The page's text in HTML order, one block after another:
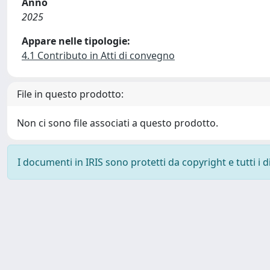
2025
Appare nelle tipologie:
4.1 Contributo in Atti di convegno
File in questo prodotto:
Non ci sono file associati a questo prodotto.
I documenti in IRIS sono protetti da copyright e tutti i